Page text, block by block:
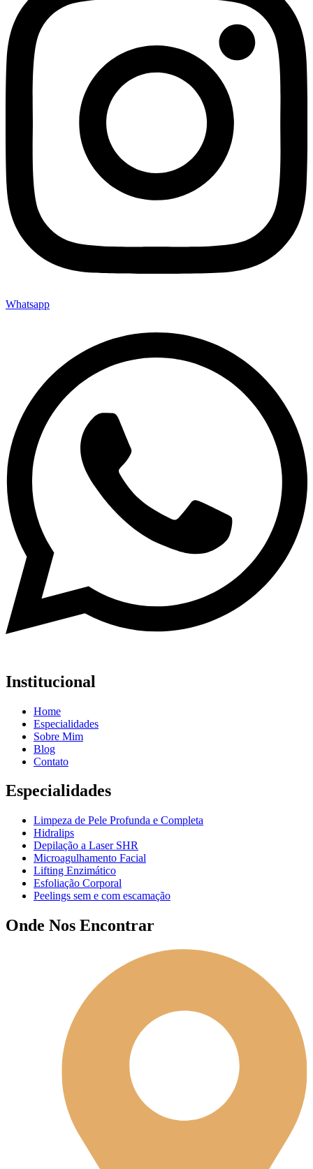
Whatsapp
Institucional
Home
Especialidades
Sobre Mim
Blog
Contato
Especialidades
Limpeza de Pele Profunda e Completa
Hidralips
Depilação a Laser SHR
Microagulhamento Facial
Lifting Enzimático
Esfoliação Corporal
Peelings sem e com escamação
Onde Nos Encontrar